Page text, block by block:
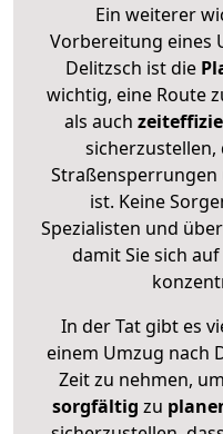
Ein weiterer
Vorbereitung eines
Delitzsch ist die
wichtig, eine Route
als auch
sicherzustellen,
ist. Keine
Spezialisten und
damit Sie sich
In der Tat gibt es
einem Umzug nach
Zeit zu nehmen,
sorgfältig zu